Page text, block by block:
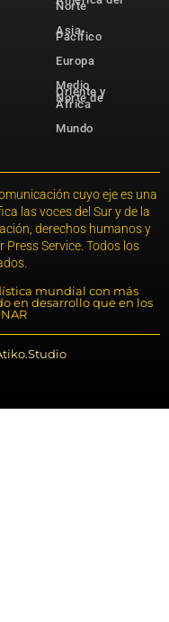
Norte
Asia-
Pacífico
Europa
Medio
Oriente y
Norte de
África
Mundo
cuyo eje es una
las voces del Sur y de la
derechos humanos y
Service. Todos los
mundial con más
en desarrollo que en los